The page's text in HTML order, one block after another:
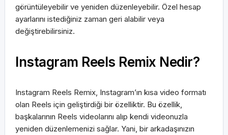
görüntüleyebilir ve yeniden düzenleyebilir. Özel hesap
ayarlarını istediğiniz zaman geri alabilir veya
değiştirebilirsiniz.
Instagram Reels Remix Nedir?
Instagram Reels Remix, Instagram’ın kısa video formatı
olan Reels için geliştirdiği bir özelliktir. Bu özellik,
başkalarının Reels videolarını alıp kendi videonuzla
yeniden düzenlemenizi sağlar. Yani, bir arkadaşınızın